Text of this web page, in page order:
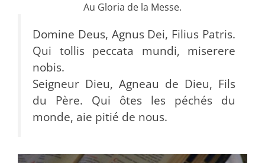
Au Gloria de la Messe.
Domine Deus, Agnus Dei, Filius Patris.
Qui tollis peccata mundi, miserere
nobis.
Seigneur Dieu, Agneau de Dieu, Fils
du Père. Qui ôtes les péchés du
monde, aie pitié de nous.